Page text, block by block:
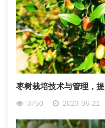
枣树栽培技术与管理，
3750 2023-06-21